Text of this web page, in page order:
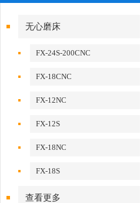
无心磨床
FX-24S-200CNC
FX-18CNC
FX-12NC
FX-12S
FX-18NC
FX-18S
查看更多